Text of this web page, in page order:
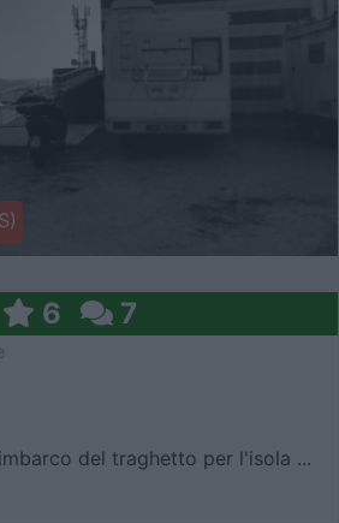
6 7
del traghetto per l'isola ...